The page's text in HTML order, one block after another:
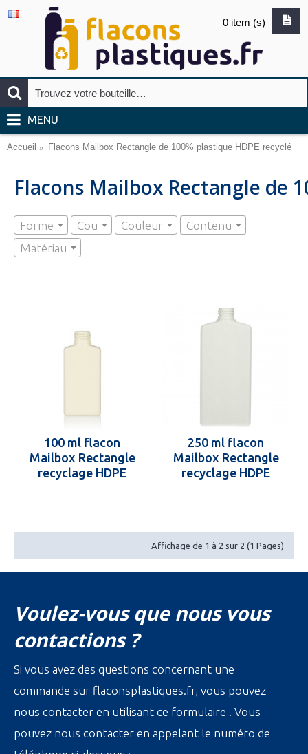
0 item (s)
MENU
Accueil Flacons Mailbox Rectangle de 100% plastique HDPE recyclé
Flacons Mailbox Rectangle de
Forme Cou Couleur
Contenu
Matériau
100 ml flacon
Mailbox Rectangle
recyclage HDPE
250 ml flacon
Mailbox Rectangle
recyclage HDPE
Affichage de 1 à 2 sur 2 (1 Pages)
Voulez-vous que nous vous
contactions ?
Si vous avez des questions concernant une
commande sur flaconsplastiques.fr, vous pouvez
nous contacter en utilisant ce formulaire . Vous
pouvez nous contacter en appelant le numéro de